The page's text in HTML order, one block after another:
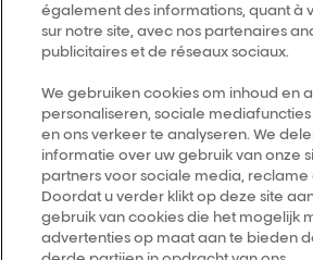
Follow us
L’Oréal Professionnel
14, rue Royale 75008 PARIS
consumercareNL@loreal.com
Choisir votre pays
également des informations, quant à
sur notre site, avec nos partenaires
publicitaires et de réseaux sociaux.
We gebruiken cookies om inhoud en
personaliseren, sociale
en ons verkeer te analyseren. We
informatie over uw gebruik van onze
partners voor sociale media, reclame
Doordat u verder klikt op deze site
gebruik van cookies die het mogelijk
advertenties op maat aan te bieden